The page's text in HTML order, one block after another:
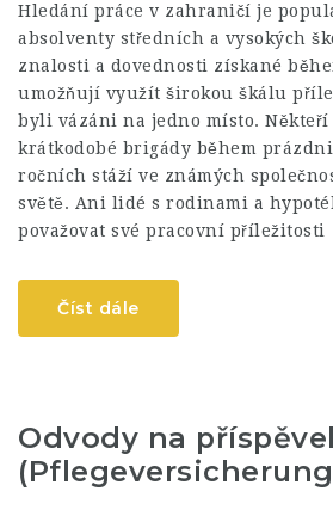
Hledání práce v zahraničí je
absolventy středních a vysokých
znalosti a dovednosti získané
umožňují využít širokou škálu
byli vázáni na jedno místo.
krátkodobé brigády během
ročních stáží ve známých
světě. Ani lidé s rodinami a
považovat své pracovní příležitosti
Číst dále
Odvody na